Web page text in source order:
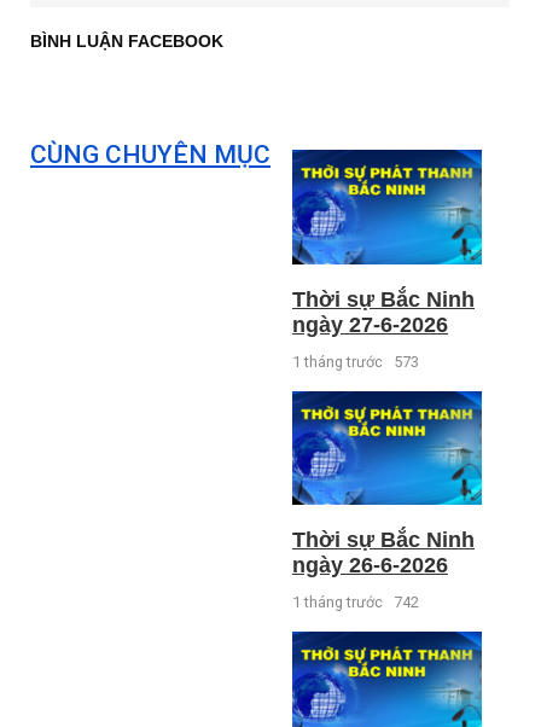
BÌNH LUẬN FACEBOOK
CÙNG CHUYÊN MỤC
Thời sự Bắc Ninh
ngày 27-6-2026
1 tháng trước 573
Thời sự Bắc Ninh
ngày 26-6-2026
1 tháng trước 742